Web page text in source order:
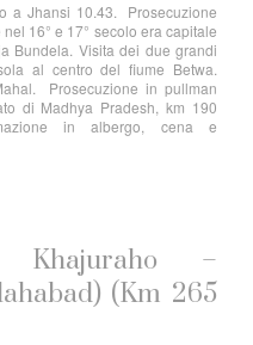
a Jhansi 10.43. Prosecuzione
16° e 17° secolo era capitale
Bundela. Visita dei due grandi
al centro del fiume Betwa.
Prosecuzione in pullman
di Madhya Pradesh, km 190
in albergo, cena e
Khajuraho –
(Km 265